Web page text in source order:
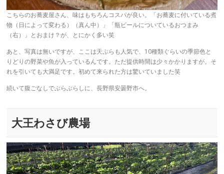
こちらのお蕎麦屋さん、味はもちろんコスパが良い。「お蕎麦に付いている煮
物（日によって変わる）（真ん中）」「瓶ビールについているおつまみ
（右）」とおまけ？が、とにかく多い笑
あと、写真は無いですが、ここは天ぷらも人気で、10種類ぐらいの季節色と
りどりの野菜や魚が入っているんです。ただ提供時間は少々かかりますが。そ
れを引いても大満足です。初めて来られた方は驚いていました笑
続いて腹ごなしでぶらぶらしに、長野県安曇野市へ。
大王わさび農場